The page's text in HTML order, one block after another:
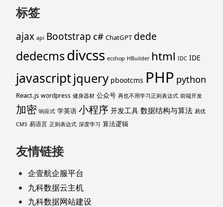
标签
ajax api Bootstrap c# ChatGPT dede
dedecmsdivcss ecshop HBuilder html IDC IDE
javascriptjquery pbootcms PHP python
React.js wordpress 健身器材 公众号 再也不用学习正则表达式 前端开发
加密 响应式 学英语 小程序 开发工具 数据结构与算法 易优
CMS 易语言 正则表达式 深度学习 算法逻辑
友情链接
企壹航企服平台
九科数据云主机
九科数据网站建设